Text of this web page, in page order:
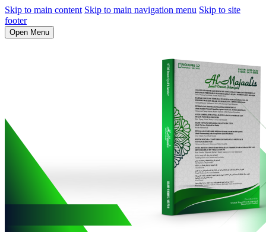
Skip to main content Skip to main navigation menu Skip to site
footer
Open Menu